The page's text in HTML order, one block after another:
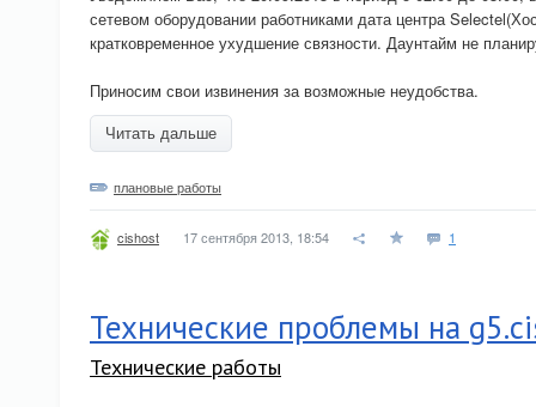
сетевом оборудовании работниками дата центра
кратковременное ухудшение связности. Даунтайм не
Приносим свои извинения за возможные неудобства.
Читать дальше
плановые работы
cishost 17 сентября 2013, 18:54 1
Технические проблемы на
Технические работы